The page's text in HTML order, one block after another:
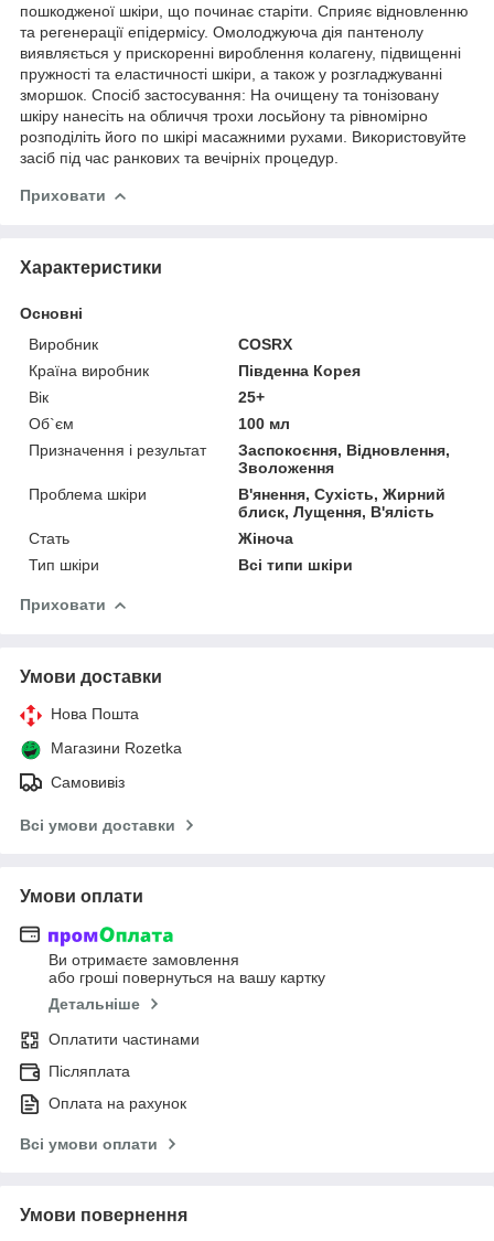
пошкодженої шкіри, що починає старіти. Сприяє відновленню
та регенерації епідермісу. Омолоджуюча дія пантенолу
виявляється у прискоренні вироблення колагену, підвищенні
пружності та еластичності шкіри, а також у розгладжуванні
зморшок. Спосіб застосування: На очищену та тонізовану
шкіру нанесіть на обличчя трохи лосьйону та рівномірно
розподіліть його по шкірі масажними рухами. Використовуйте
засіб під час ранкових та вечірніх процедур.
Приховати
Характеристики
Основні
Виробник
COSRX
Країна виробник
Південна Корея
Вік
25+
Об`єм
100 мл
Призначення і результат
Заспокоєння, Відновлення,
Зволоження
Проблема шкіри
В'янення, Сухість, Жирний
блиск, Лущення, В'ялість
Стать
Жіноча
Тип шкіри
Всі типи шкіри
Приховати
Умови доставки
Нова Пошта
Магазини Rozetka
Самовивіз
Всі умови доставки
Умови оплати
Ви отримаєте замовлення
або гроші повернуться на вашу картку
Детальніше
Оплатити частинами
Післяплата
Оплата на рахунок
Всі умови оплати
Умови повернення